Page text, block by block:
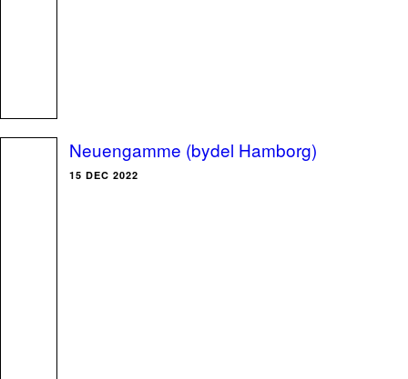
Neuengamme (bydel Hamborg)
15 DEC 2022